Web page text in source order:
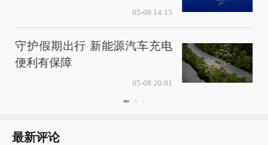
05-09 14:15
守护假期出行 新能源汽车充电
便利有保障
05-08 20:01
最新评论